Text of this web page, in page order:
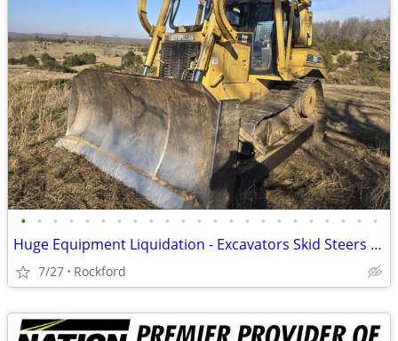
• • • • • • • • • • • • • • • • • • • • • • •
Huge Equipment Liquidation - Excavators Skid Steers Dump Truck Trailer
7/27 Rockford